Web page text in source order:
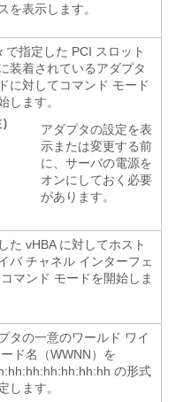
を表示します。
で指定した PCI スロット
装着されているアダプタ
に対してコマンド モード
します。
）
アダプタの設定を表
示または変更する前
に、サーバの電源を
オンにしておく必要
があります。
た vHBA に対してホスト
バ チャネル インターフェ
マンド モードを開始しま
タの一意のワールド ワイ
ード名（WWNN）を
の形式
します。